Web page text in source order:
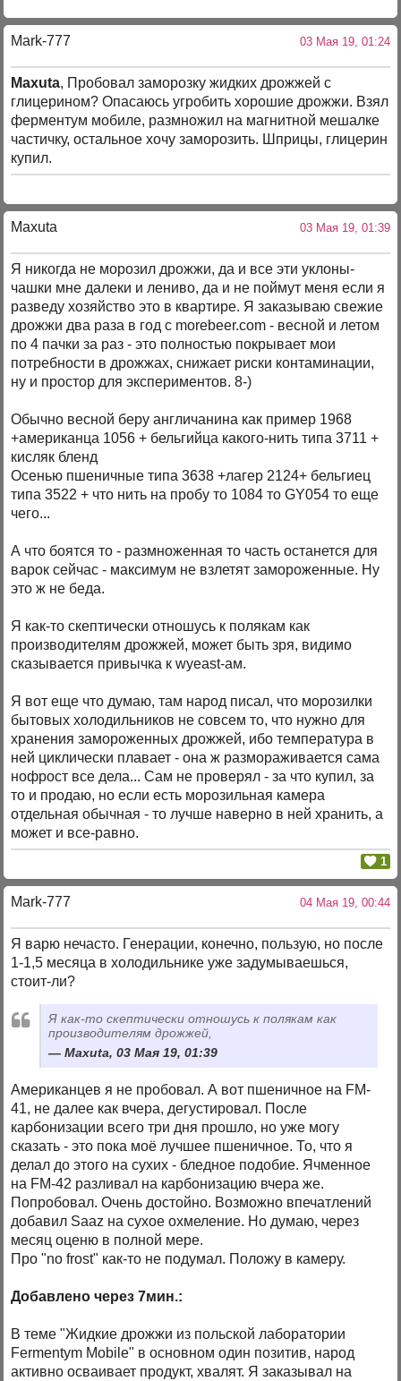
Mark-777 03 Мая 19, 01:24
Maxuta, Пробовал заморозку жидких дрожжей с
глицерином? Опасаюсь угробить хорошие дрожжи. Взял
ферментум мобиле, размножил на магнитной мешалке
частичку, остальное хочу заморозить. Шприцы, глицерин
купил.
Maxuta 03 Мая 19, 01:39
Я никогда не морозил дрожжи, да и все эти уклоны-
чашки мне далеки и лениво, да и не поймут меня если я
разведу хозяйство это в квартире. Я заказываю свежие
дрожжи два раза в год с morebeer.com - весной и летом
по 4 пачки за раз - это полностью покрывает мои
потребности в дрожжах, снижает риски контаминации,
ну и простор для экспериментов. 8-)
Обычно весной беру англичанина как пример 1968
+американца 1056 + бельгийца какого-нить типа 3711 +
кисляк бленд
Осенью пшеничные типа 3638 +лагер 2124+ бельгиец
типа 3522 + что нить на пробу то 1084 то GY054 то еще
чего...
А что боятся то - размноженная то часть останется для
варок сейчас - максимум не взлетят замороженные. Ну
это ж не беда.
Я как-то скептически отношусь к полякам как
производителям дрожжей, может быть зря, видимо
сказывается привычка к wyeast-ам.
Я вот еще что думаю, там народ писал, что морозилки
бытовых холодильников не совсем то, что нужно для
хранения замороженных дрожжей, ибо температура в
ней циклически плавает - она ж размораживается сама
нофрост все дела... Сам не проверял - за что купил, за
то и продаю, но если есть морозильная камера
отдельная обычная - то лучше наверно в ней хранить, а
может и все-равно.
1
Mark-777 04 Мая 19, 00:44
Я варю нечасто. Генерации, конечно, пользую, но после
1-1,5 месяца в холодильнике уже задумываешься,
стоит-ли?
Я как-то скептически отношусь к полякам как
производителям дрожжей,
Maxuta, 03 Мая 19, 01:39
Американцев я не пробовал. А вот пшеничное на FM-
41, не далее как вчера, дегустировал. После
карбонизации всего три дня прошло, но уже могу
сказать - это пока моё лучшее пшеничное. То, что я
делал до этого на сухих - бледное подобие. Ячменное
на FM-42 разливал на карбонизацию вчера же.
Попробовал. Очень достойно. Возможно впечатлений
добавил Saaz на сухое охмеление. Но думаю, через
месяц оценю в полной мере.
Про "no frost" как-то не подумал. Положу в камеру.
Добавлено через 7мин.:
В теме "Жидкие дрожжи из польской лаборатории
Fermentym Mobile" в основном один позитив, народ
активно осваивает продукт, хвалят. Я заказывал на